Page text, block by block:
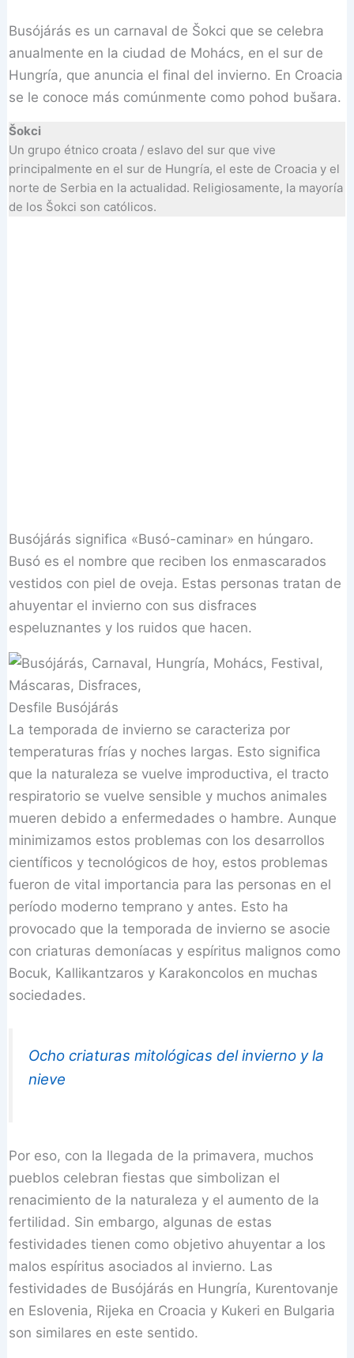
Busójárás es un carnaval de Šokci que se celebra
anualmente en la ciudad de Mohács, en el sur de
Hungría, que anuncia el final del invierno. En Croacia
se le conoce más comúnmente como pohod bušara.
Šokci
Un grupo étnico croata / eslavo del sur que vive
principalmente en el sur de Hungría, el este de Croacia y el
norte de Serbia en la actualidad. Religiosamente, la mayoría
de los Šokci son católicos.
Busójárás significa «Busó-caminar» en húngaro.
Busó es el nombre que reciben los enmascarados
vestidos con piel de oveja. Estas personas tratan de
ahuyentar el invierno con sus disfraces
espeluznantes y los ruidos que hacen.
Desfile Busójárás
La temporada de invierno se caracteriza por
temperaturas frías y noches largas. Esto significa
que la naturaleza se vuelve improductiva, el tracto
respiratorio se vuelve sensible y muchos animales
mueren debido a enfermedades o hambre. Aunque
minimizamos estos problemas con los desarrollos
científicos y tecnológicos de hoy, estos problemas
fueron de vital importancia para las personas en el
período moderno temprano y antes. Esto ha
provocado que la temporada de invierno se asocie
con criaturas demoníacas y espíritus malignos como
Bocuk, Kallikantzaros y Karakoncolos en muchas
sociedades.
Ocho criaturas mitológicas del invierno y la
nieve
Por eso, con la llegada de la primavera, muchos
pueblos celebran fiestas que simbolizan el
renacimiento de la naturaleza y el aumento de la
fertilidad. Sin embargo, algunas de estas
festividades tienen como objetivo ahuyentar a los
malos espíritus asociados al invierno. Las
festividades de Busójárás en Hungría, Kurentovanje
en Eslovenia, Rijeka en Croacia y Kukeri en Bulgaria
son similares en este sentido.